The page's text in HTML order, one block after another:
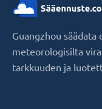
Guangzhou
meteorologisilta
tarkkuuden ja